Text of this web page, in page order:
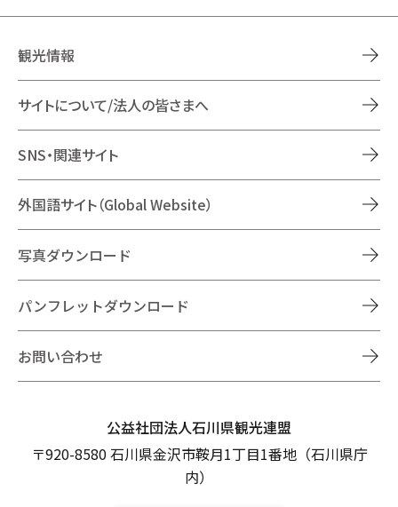
観光情報
サイトについて/法人の皆さまへ
SNS・関連サイト
外国語サイト（Global Website）
写真ダウンロード
パンフレットダウンロード
お問い合わせ
公益社団法人石川県観光連盟
〒920-8580 石川県金沢市鞍月1丁目1番地（石川県庁
内）